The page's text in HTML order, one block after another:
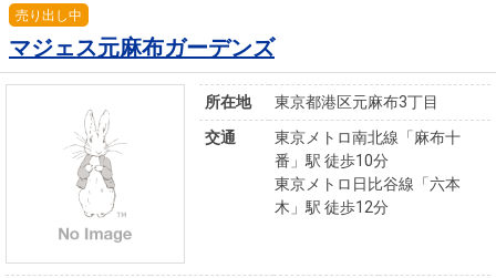
マジェス元麻布ガーデンズ
売り出し中
所在地
東京都港区元麻布3丁目
交通
東京メトロ南北線「麻布十
番」駅 徒歩10分
東京メトロ日比谷線「六本
木」駅 徒歩12分